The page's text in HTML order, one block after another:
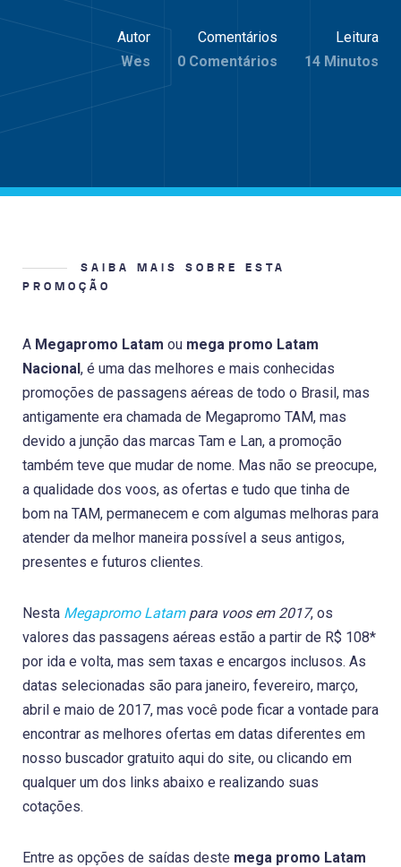
Autor
Wes
Comentários
0 Comentários
Leitura
14 Minutos
SAIBA MAIS SOBRE ESTA
PROMOÇÃO
A Megapromo Latam ou mega promo Latam
Nacional, é uma das melhores e mais conhecidas
promoções de passagens aéreas de todo o Brasil, mas
antigamente era chamada de Megapromo TAM, mas
devido a junção das marcas Tam e Lan, a promoção
também teve que mudar de nome. Mas não se preocupe,
a qualidade dos voos, as ofertas e tudo que tinha de
bom na TAM, permanecem e com algumas melhoras para
atender da melhor maneira possível a seus antigos,
presentes e futuros clientes.
Nesta Megapromo Latampara voos em 2017, os
valores das passagens aéreas estão a partir de R$ 108*
por ida e volta, mas sem taxas e encargos inclusos. As
datas selecionadas são para janeiro, fevereiro, março,
abril e maio de 2017, mas você pode ficar a vontade para
encontrar as melhores ofertas em datas diferentes em
nosso buscador gratuito aqui do site, ou clicando em
qualquer um dos links abaixo e realizando suas
cotações.
Entre as opções de saídas deste mega promo Latam